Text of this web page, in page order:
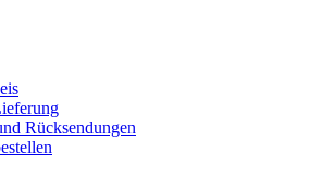
Rücksendungen